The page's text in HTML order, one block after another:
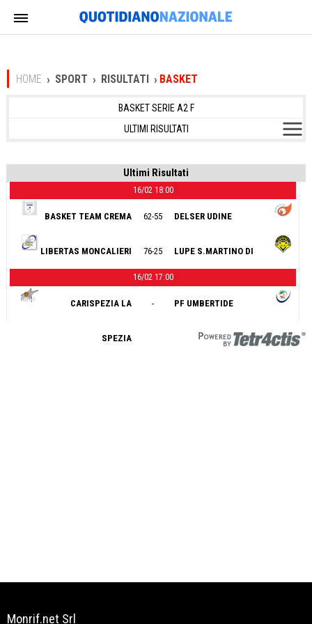
HOME SPORT RISULTATI BASKET
BASKET SERIE A2 F
ULTIMI RISULTATI
Ultimi Risultati
16/02 18:00
BASKET TEAM CREMA 62-55 DELSER UDINE
LIBERTAS MONCALIERI 76-25 LUPE S.MARTINO DI
LUPARI
16/02 17:00
CARISPEZIA LA
SPEZIA
- PF UMBERTIDE
Monrif.net Srl